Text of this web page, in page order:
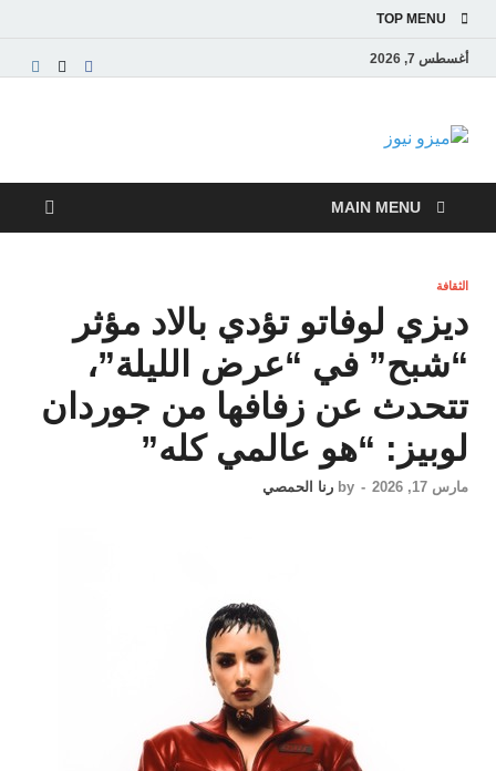
TOP MENU
أغسطس 7, 2026
ميزو نيوز
والاقتصادية
MAIN MENU
الثقافة
ديزي لوفاتو تؤدي بالاد مؤثر
“شبح” في “عرض الليلة”،
تتحدث عن زفافها من جوردان
لوبيز: “هو عالمي كله”
مارس 17, 2026 -
by رنا الحمصي